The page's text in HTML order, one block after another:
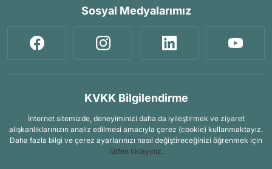
Sosyal Medyalarımız
KVKK Bilgilendirme
İnternet sitemizde, deneyiminizi daha da iyileştirmek ve ziyaret
alışkanlıklarınızın analiz edilmesi amacıyla çerez (cookie) kullanmaktayız.
Daha fazla bilgi ve çerez ayarlarınızı nasıl değiştireceğinizi öğrenmek için
lütfen tıklayınız.